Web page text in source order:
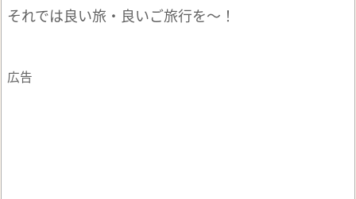
それでは良い旅・良いご旅行を〜！
広告